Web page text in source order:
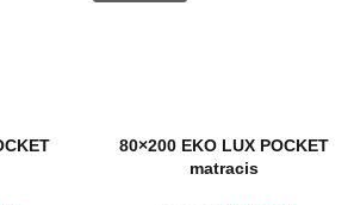
80×200 EKO LUX POCKET
matracis